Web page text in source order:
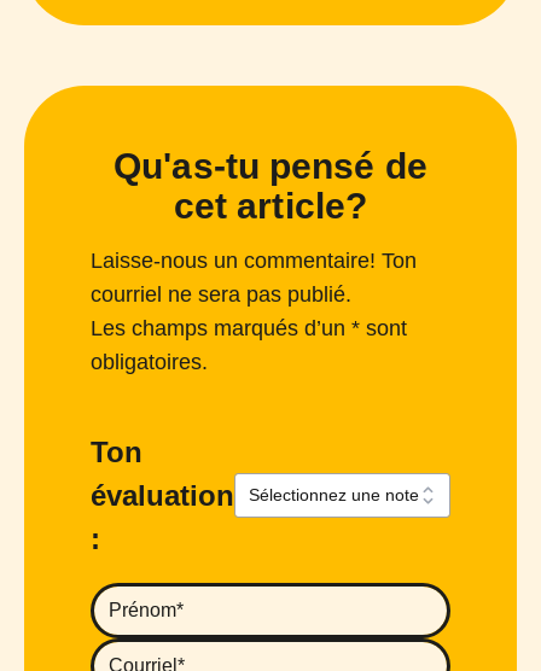
Qu'as-tu pensé de
cet article?
Laisse-nous un commentaire! Ton
courriel ne sera pas publié.
Les champs marqués d’un * sont
obligatoires.
Ton
évaluation
: